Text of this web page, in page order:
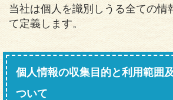
当社は個人を識別しうる全ての情
て定義します。
個人情報の収集目的と利用範囲
ついて